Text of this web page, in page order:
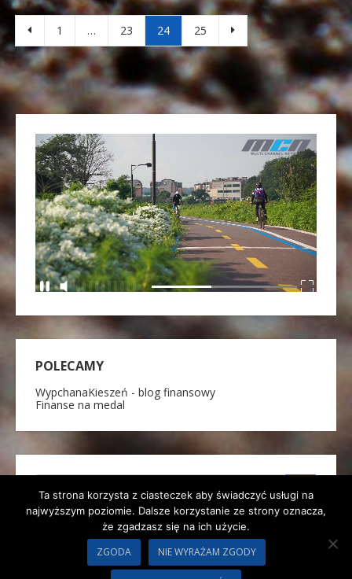
Stronicowanie wpisów
1 … 23 24 25
POLECAMY
WypchanaKieszeń - blog finansowy
Finanse na medal
Dumnie wspierane przez WordPressa | Motyw: Neblue by
Ta strona korzysta z ciasteczek aby świadczyć usługi na
najwyższym poziomie. Dalsze korzystanie ze strony oznacza,
że zgadzasz się na ich użycie.
ZGODA NIE WYRAŻAM ZGODY